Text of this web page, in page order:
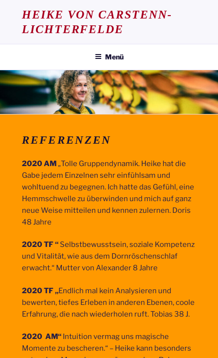
springen
HEIKE VON CARSTENN-
LICHTERFELDE
Menü
REFERENZEN
2020 AM„Tolle Gruppendynamik. Heike hat die
Gabe jedem Einzelnen sehr einfühlsam und
wohltuend zu begegnen. Ich hatte das Gefühl, eine
Hemmschwelle zu überwinden und mich auf ganz
neue Weise mitteilen und kennen zulernen. Doris
48 Jahre
2020 TF “ Selbstbewusstsein, soziale Kompetenz
und Vitalität, wie aus dem Dornröschenschlaf
erwacht.“ Mutter von Alexander 8 Jahre
2020 TF „Endlich mal kein Analysieren und
bewerten, tiefes Erleben in anderen Ebenen, coole
Erfahrung, die nach wiederholen ruft. Tobias 38 J.
2020 AM“ Intuition vermag uns magische
Momente zu bescheren.“ – Heike kann besonders